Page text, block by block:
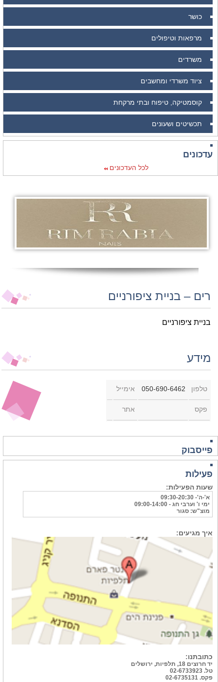
כושר
מרפאות וטיפולים
משרדים
ציוד משרדי ומחשבים
קוסמטיקה, טיפוח ובתי מרקחת
תכשיטים ושעונים
עדכונים
לכל העדכונים
רים – בניית ציפורניים
בניית ציפורניים
מידע
טלפון 050-690-6462⁩ אימייל
פקס אתר
פייסבוק
פעילות
שעות הפעילות:
א'-ה'- 09:30-20:30
ימי ו' וערבי חג - 09:00-14:00
מוצ"ש: סגור
איך מגיעים:
כתובתנו:
יד חרוצים 18, תלפיות, ירושלים
טל. 02-6733923
פקס. 02-6735131